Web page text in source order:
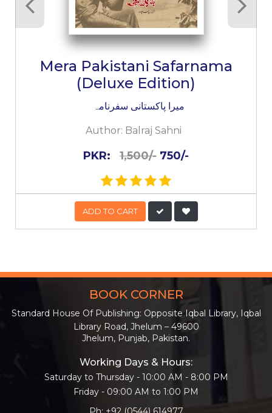
Mera Pakistani Safarnama
(Deluxe Edition)
میرا پاکستانی سفرنامہ
Author: Balraj Sahni
PKR: 1,500/- 750/-
ADD TO CART
BOOK CORNER
Standard House Of Publishing: Opposite Iqbal Library, Iqbal
Library Road, Jhelum – 49600
Jhelum, Punjab, Pakistan.
Working Days & Hours:
Saturday to Thursday - 10:00 AM - 8:00 PM
Friday - 09:00 AM to 1:00 PM